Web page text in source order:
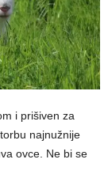
i prišiven za
najnužnije
ovce. Ne bi se